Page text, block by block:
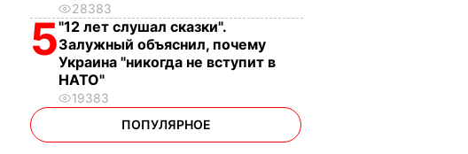
28383
5"12 лет слушал сказки".
Залужный объяснил, почему
Украина "никогда не вступит в
НАТО"
19383
ПОПУЛЯРНОЕ